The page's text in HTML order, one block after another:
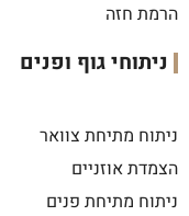
הרמת חזה
ניתוחי גוף ופנים
ניתוח מתיחת צוואר
הצמדת אוזניים
ניתוח מתיחת פנים